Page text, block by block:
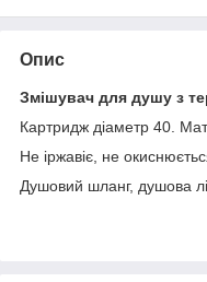
Опис
Змішувач для душу з
Картридж діаметр 40.
Не іржавіє, не
Душовий шланг, душова